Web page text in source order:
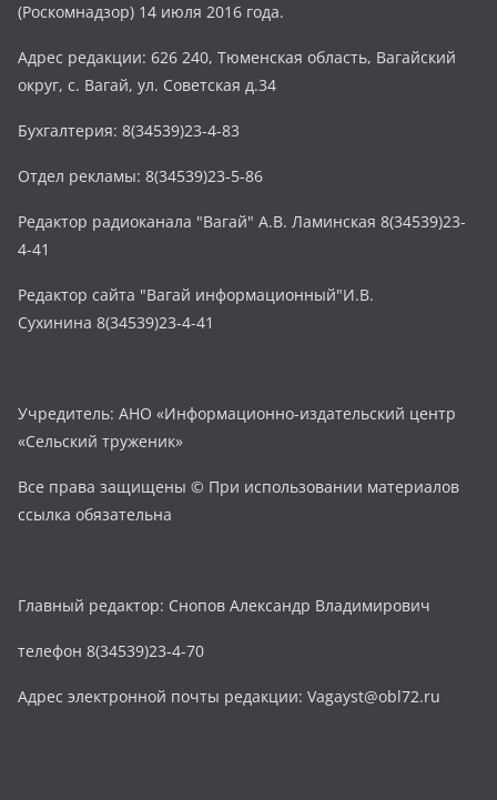
(Роскомнадзор) 14 июля 2016 года.
Адрес редакции: 626 240, Тюменская область, Вагайский
округ, с. Вагай, ул. Советская д.34
Бухгалтерия: 8(34539)23-4-83
Отдел рекламы: 8(34539)23-5-86
Редактор радиоканала "Вагай" А.В. Ламинская 8(34539)23-
4-41
Редактор сайта "Вагай информационный"И.В.
Сухинина 8(34539)23-4-41
Учредитель: АНО «Информационно-издательский центр
«Сельский труженик»
Все права защищены © При использовании материалов
ссылка обязательна
Главный редактор: Снопов Александр Владимирович
телефон 8(34539)23-4-70
Адрес электронной почты редакции: Vagayst@obl72.ru